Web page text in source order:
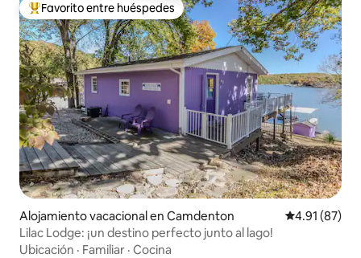
Favorito entre huéspedes preferido
Favorito entre huéspedes
Alojamiento vacacional en Camdenton Calificación
4.91 (87)
Lilac Lodge: ¡un destino perfecto junto al lago!
Ubicación · Familiar · Cocina